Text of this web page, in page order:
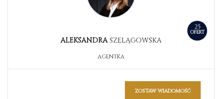
25
OFERT
ALEKSANDRASZELĄGOWSKA
AGENTKA
zostaw wiadomość